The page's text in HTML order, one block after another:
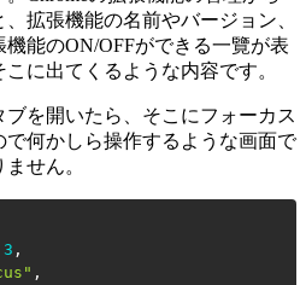
拡張機能の名前やバージョン、
能のON/OFFができる一覽が表
に出てくるような内容です。
を開いたら、そこにフォーカス
何かしら操作するような画面で
せん。
3 ,
,